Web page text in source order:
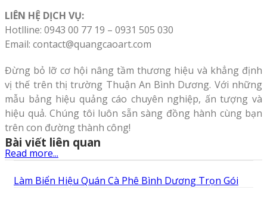
LIÊN HỆ DỊCH VỤ:
Hotlline: 0943 00 77 19 – 0931 505 030
Email: contact@quangcaoart.com
Đừng bỏ lỡ cơ hội nâng tầm thương hiệu và khẳng định
vị thế trên thị trường Thuận An Bình Dương. Với những
mẫu bảng hiệu quảng cáo chuyên nghiệp, ấn tượng và
hiệu quả. Chúng tôi luôn sẵn sàng đồng hành cùng bạn
trên con đường thành công!
Read more...
Bài viết liên quan
Làm Biển Hiệu Quán Cà Phê Bình Dương Trọn Gói